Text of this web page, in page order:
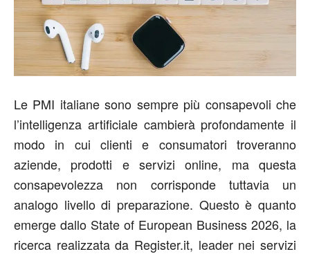
Le PMI italiane sono sempre più consapevoli che
l’intelligenza artificiale cambierà profondamente il
modo in cui clienti e consumatori troveranno
aziende, prodotti e servizi online, ma questa
consapevolezza non corrisponde tuttavia un
analogo livello di preparazione. Questo è quanto
emerge dallo State of European Business 2026, la
ricerca realizzata da Register.it, leader nei servizi